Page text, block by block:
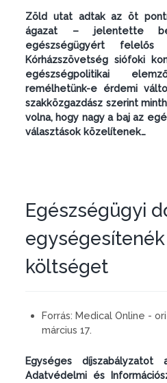
Zöld utat adtak az öt
ágazat – jelentette
egészségügyért
Kórházszövetség siófoki
egészségpolitikai
remélhetünk-e érdemi
szakközgazdász szerint
volna, hogy nagy a baj az
választások közelítenek…
Egészségügyi
költséget
Forrás: Medical Online -
március 17.
Egységes
Adatvédelmi és